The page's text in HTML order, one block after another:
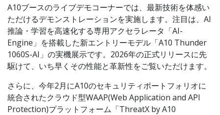
A10ブースのライブデモコーナーでは、最新技術を体感い
ただけるデモンストレーションを実施します。注目は、AI
推論・学習を高速化する専用アクセラレータ「AI-
Engine」を搭載した新エントリーモデル「A10 Thunder
1060S-AI」の実機展示です。2026年の正式リリースに先
駆けて、いち早くその性能と革新性をご覧いただけます。
さらに、今年2月にA10のセキュリティポートフォリオに
統合されたクラウド型WAAP(Web Application and API
Protection)プラットフォーム「ThreatX by A10